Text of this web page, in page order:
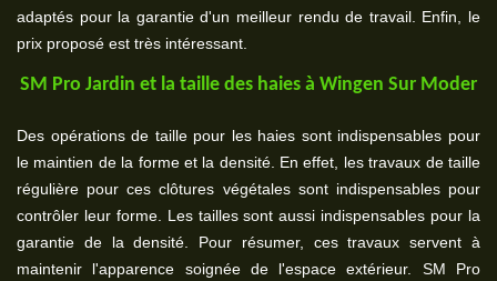
adaptés pour la garantie d'un meilleur rendu de travail. Enfin, le
prix proposé est très intéressant.
SM Pro Jardin et la taille des haies à Wingen Sur Moder
Des opérations de taille pour les haies sont indispensables pour
le maintien de la forme et la densité. En effet, les travaux de taille
régulière pour ces clôtures végétales sont indispensables pour
contrôler leur forme. Les tailles sont aussi indispensables pour la
garantie de la densité. Pour résumer, ces travaux servent à
maintenir l'apparence soignée de l'espace extérieur. SM Pro